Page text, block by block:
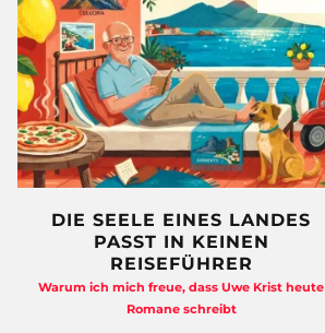
DIE SEELE EINES LANDES
PASST IN KEINEN
REISEFÜHRER
Warum ich mich freue, dass Uwe Krist heute
Romane schreibt